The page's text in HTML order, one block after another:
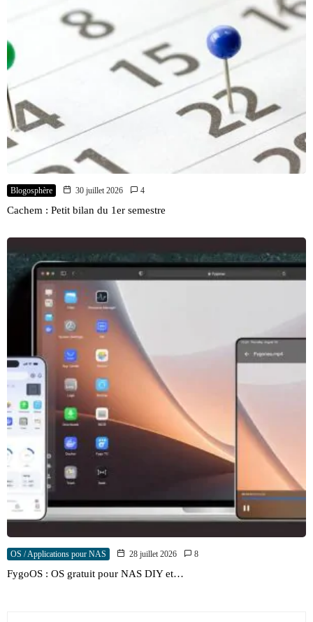
Blogosphère 30 juillet 2026 4
Cachem : Petit bilan du 1er semestre
OS / Applications pour NAS 28 juillet 2026 8
FygoOS : OS gratuit pour NAS DIY et…